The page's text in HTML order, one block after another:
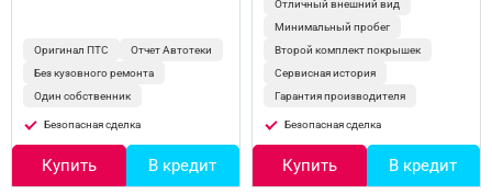
Оригинал ПТС
Отчет Автотеки
Без кузовного ремонта
Один собственник
Безопасная сделка
Купить В кредит
Отличный внешний вид
Минимальный пробег
Второй комплект покрышек
Сервисная история
Гарантия производителя
Безопасная сделка
Купить В кредит